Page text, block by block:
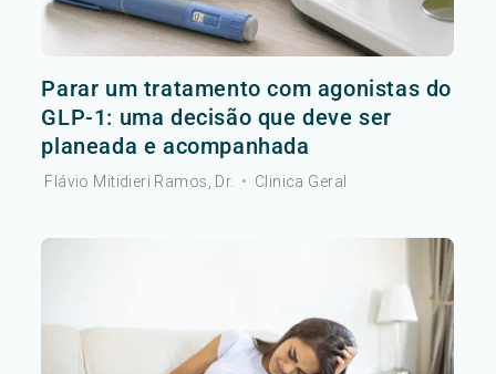
Parar um tratamento com agonistas do
GLP-1: uma decisão que deve ser
planeada e acompanhada
Flávio Mitidieri Ramos, Dr. • Clinica Geral